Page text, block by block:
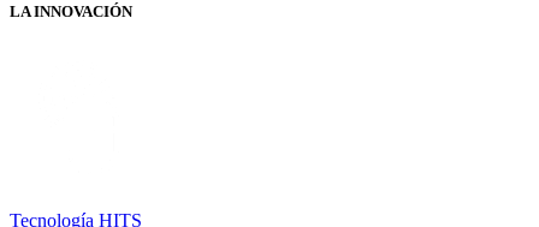
LA INNOVACIÓN
Tecnología HITS